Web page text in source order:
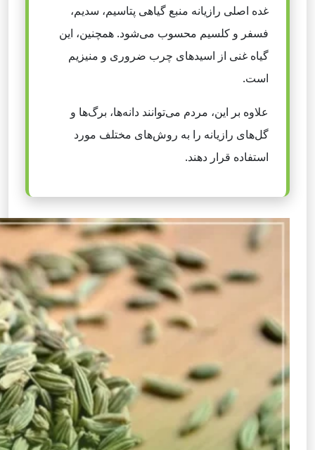
غده اصلی رازیانه منبع گیاهی پتاسیم، سدیم،
فسفر و کلسیم محسوب می‌شود. همچنین، این
گیاه غنی از اسیدهای چرب ضروری و منیزیم
است.
علاوه بر این، مردم می‌توانند دانه‌ها، برگ‌ها و
گل‌های رازیانه را به روش‌های مختلف مورد
استفاده قرار دهند.